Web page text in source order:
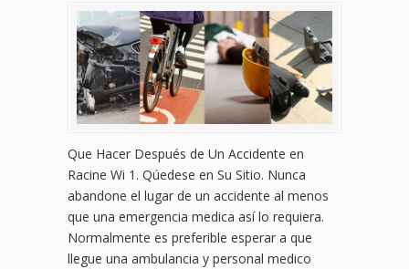
Que Hacer Después de Un Accidente en
Racine Wi 1. Qúedese en Su Sitio. Nunca
abandone el lugar de un accidente al menos
que una emergencia medica así lo requiera.
Normalmente es preferible esperar a que
llegue una ambulancia y personal medico